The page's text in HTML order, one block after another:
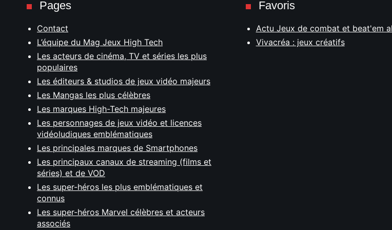
Pages
Contact
L’équipe du Mag Jeux High Tech
Les acteurs de cinéma, TV et séries les plus
populaires
Les éditeurs & studios de jeux vidéo majeurs
Les Mangas les plus célèbres
Les marques High-Tech majeures
Les personnages de jeux vidéo et licences
vidéoludiques emblématiques
Les principales marques de Smartphones
Les principaux canaux de streaming (films et
séries) et de VOD
Les super-héros les plus emblématiques et
connus
Les super-héros Marvel célèbres et acteurs
associés
Favoris
Actu Jeux de combat et beat'em
Vivacréa : jeux créatifs